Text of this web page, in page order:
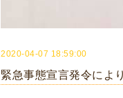
2020-04-07 18:59:00
緊急事態宣言発令によ